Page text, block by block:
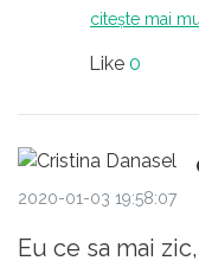
citește mai
Like 0
2020-01-03 19:58:07
Eu ce sa mai